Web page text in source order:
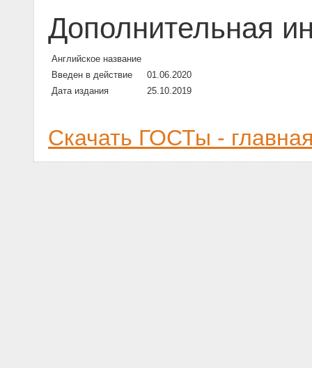
Дополнительная
Английское название
Введен в действие
01.06.2020
Дата издания
25.10.2019
Скачать ГОСТы -